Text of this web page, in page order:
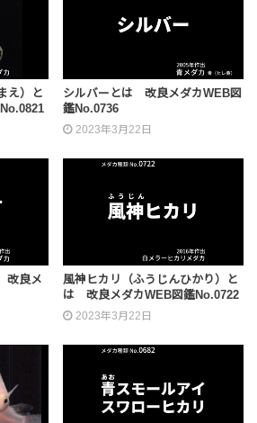
え）と
シルバーとは 改良メダカWEB図
鑑No.0736
2023年3月22日
改良メ
風神ヒカリ（ふうじんひかり）と
は 改良メダカWEB図鑑No.0722
2023年3月22日